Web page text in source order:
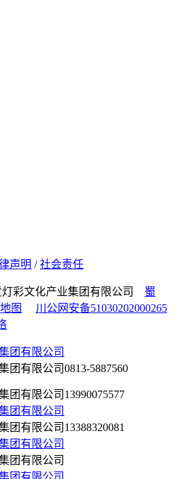
声明 /社会责任
灯彩文化产业集团有限公司 蜀
图
川公网安备51030202000265
0813-5887560
13990075577
13388320081